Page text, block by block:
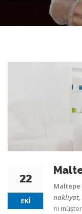
22
EKI
Maltepe
nakliyat,
ni